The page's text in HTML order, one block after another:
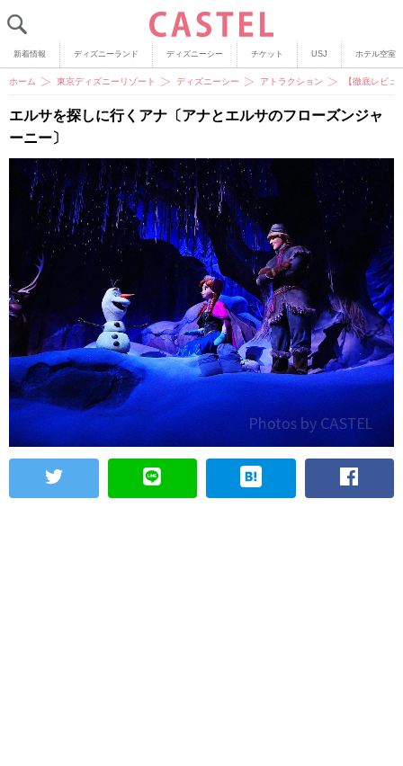
新着情報 ディズニーランド ディズニーシー チケット USJ ホテル空室
ホーム 東京ディズニーリゾート ディズニーシー アトラクション 【徹底レビ
エルサを探しに行くアナ〔アナとエルサのフローズンジャ
ーニー〕